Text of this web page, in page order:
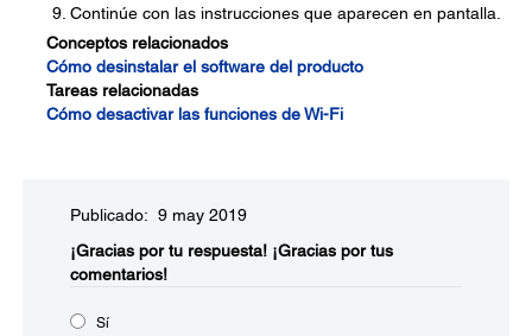
Continúe con las instrucciones que aparecen en pantalla.
Conceptos relacionados
Cómo desinstalar el software del producto
Tareas relacionadas
Cómo desactivar las funciones de Wi-Fi
Publicado: 9 may 2019
¡Gracias por tu respuesta! ¡Gracias por tus
comentarios!
Sí